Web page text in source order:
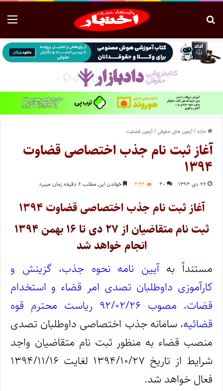
خانه/آزمون های حقوقی/آزمون قضاوت
آغاز ثبت نام جذب اختصاصی قضاوت
۱۳۹۴
۲۶ دی ۱۳۹۴ ۴۰ ۴۳۴ خواندن این مطلب ۶ دقیقه زمان میبرد
آغاز ثبت نام جذب اختصاصی قضاوت ۱۳۹۴
ثبت نام متقاضیان از ۲۷ دی تا ۱۶ بهمن ۱۳۹۴
انجام خواهد شد
مستنداً به آیین نامه نحوه جذب، گزینش و
کارآموزی داوطلبان تصدی امر قضاء و استخدام
قضات، مصوب ۹۲/۰۲/۲۶ ریاست محترم قوه
قضائیه، سامانه جذب اختصاصی داوطلبان تصدی
منصب قضاء به منظور ثبت نام متقاضیان واجد
شرایط از تاریخ ۱۳۹۴/۱۰/۲۷ لغایت ۱۳۹۴/۱۱/۱۶
فعال خواهد شد.